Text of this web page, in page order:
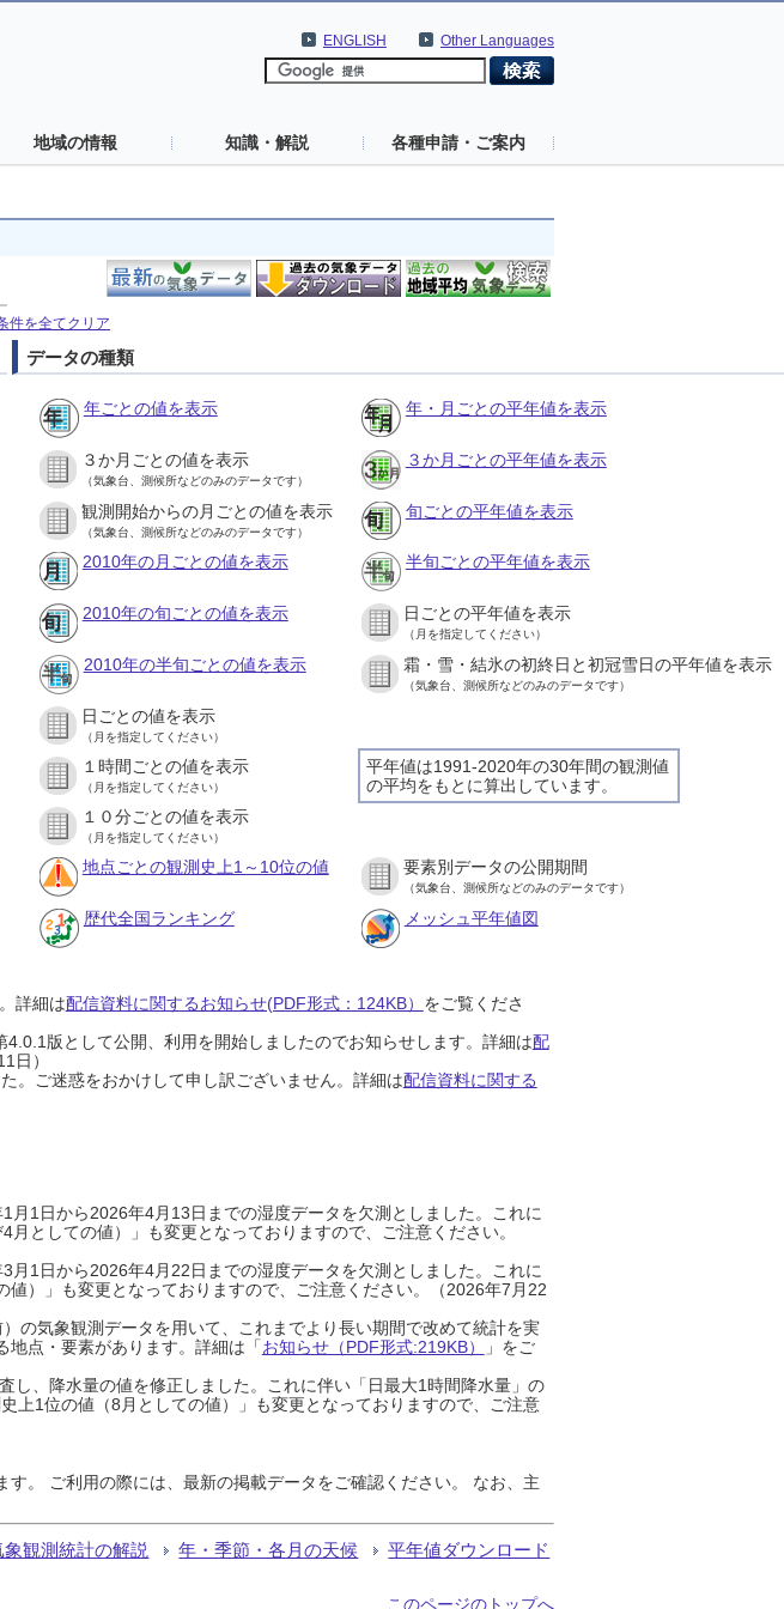
Other Languages
ENGLISH
地域の情報 知識・解説 各種申請・ご案内
件を全てクリア
データの種類
年ごとの値を表示 年・月ごとの平年値を表示
３か月ごとの値を表示
（気象台、測候所などのみのデータです）
３か月ごとの平年値を表示
観測開始からの月ごとの値を表示
（気象台、測候所などのみのデータです）
旬ごとの平年値を表示
2010年の月ごとの値を表示 半旬ごとの平年値を表示
2010年の旬ごとの値を表示 日ごとの平年値を表示
（月を指定してください）
2010年の半旬ごとの値を表示 霜・雪・結氷の初終日と初冠雪日の平年値を表示
（気象台、測候所などのみのデータです）
日ごとの値を表示
（月を指定してください）
平年値は1991-2020年の30年間の観測値
の平均をもとに算出しています。
１時間ごとの値を表示
（月を指定してください）
１０分ごとの値を表示
（月を指定してください）
地点ごとの観測史上1～10位の値 要素別データの公開期間
（気象台、測候所などのみのデータです）
歴代全国ランキング メッシュ平年値図
詳細は配信資料に関するお知らせ(PDF形式：124KB） をご覧くださ
版として公開、利用を開始しましたのでお知らせします。詳細は配
日）
。ご迷惑をおかけして申し訳ございません。詳細は配信資料に関する
1日から2026年4月13日までの湿度データを欠測としました。これに
としての値）」も変更となっておりますので、ご注意ください。
1日から2026年4月22日までの湿度データを欠測としました。これに
）」も変更となっておりますので、ご注意ください。（2026年7月22
の気象観測データを用いて、これまでより長い期間で改めて統計を実
点・要素があります。詳細は「お知らせ（PDF形式:219KB）
」をご
、降水量の値を修正しました。これに伴い「日最大1時間降水量」の
上1位の値（8月としての値）」も変更となっておりますので、ご注意
。 ご利用の際には、最新の掲載データをご確認ください。 なお、主
象観測統計の解説 年・季節・各月の天候 平年値ダウンロード
このページのトップへ